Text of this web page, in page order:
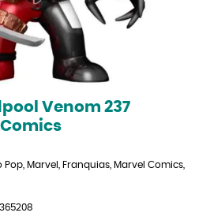
Venom 237
Pop Marvel Franquias Marvel Comics